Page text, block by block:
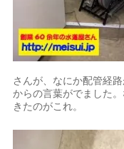
さんが、なにか配管経
からの言葉がでました
きたのがこれ。